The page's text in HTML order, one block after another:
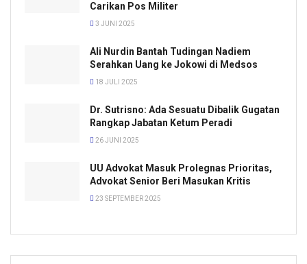
Carikan Pos Militer
3 JUNI 2025
Ali Nurdin Bantah Tudingan Nadiem
Serahkan Uang ke Jokowi di Medsos
18 JULI 2025
Dr. Sutrisno: Ada Sesuatu Dibalik Gugatan
Rangkap Jabatan Ketum Peradi
26 JUNI 2025
UU Advokat Masuk Prolegnas Prioritas,
Advokat Senior Beri Masukan Kritis
23 SEPTEMBER 2025